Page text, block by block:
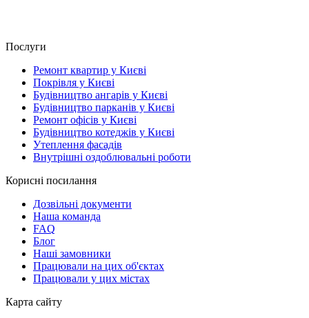
Послуги
Ремонт квартир у Києві
Покрівля у Києві
Будівництво ангарів у Києві
Будівництво парканів у Києві
Ремонт офісів у Києві
Будівництво котеджів у Києві
Утеплення фасадів
Внутрішні оздоблювальні роботи
Корисні посилання
Дозвільні документи
Наша команда
FAQ
Блог
Наші замовники
Працювали на цих об'єктах
Працювали у цих містах
Карта сайту